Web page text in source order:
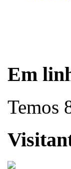
Em
Temos